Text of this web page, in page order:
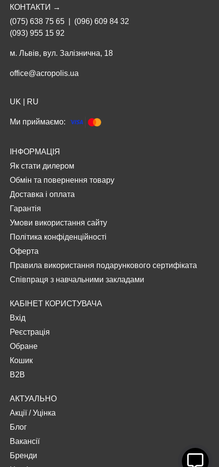
КОНТАКТИ →
(075) 638 75 65
(096) 609 84 32
(093) 955 15 92
м. Львів, вул. Залізнична, 18
office@acropolis.ua
UK RU
Ми приймаємо:
ІНФОРМАЦІЯ
Як стати дилером
Обмін та повернення товару
Доставка і оплата
Гарантія
Умови використання сайту
Політика конфіденційності
Оферта
Правила використання подарункового сертифіката
Співпраця з навчальними закладами
КАБІНЕТ КОРИСТУВАЧА
Вхід
Реєстрація
Обране
Кошик
B2B
АКТУАЛЬНО
Акції/Уцінка
Блог
Вакансії
Бренди